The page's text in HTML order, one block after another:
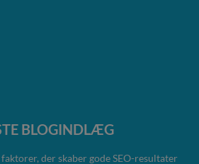
BLOGINDLÆG
der skaber gode SEO-resultater